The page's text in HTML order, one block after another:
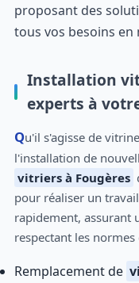
proposant des
tous vos besoins en
Installation
experts à
Qu'il s'agisse de vitrines pour votre commerce ou de
l'installation de
vitriers à Fougères
pour réaliser un
rapidement, assurant
respectant les normes
Remplacement de